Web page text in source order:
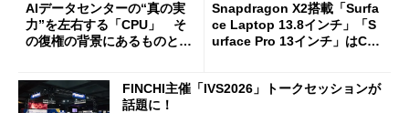
AIデータセンターの“真の実
力”を左右する「CPU」 そ
の復権の背景にあるものと
Snapdragon X2搭載「Surfa
ce Laptop 13.8インチ」「S
urface Pro 13インチ」はCop
た
FINCHI主催「IVS2026」トークセッションが
話題に！